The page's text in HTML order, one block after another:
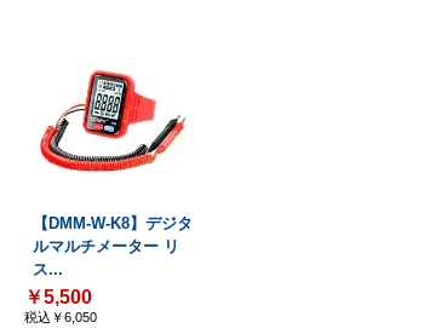
【DMM-W-K8】デジタ
ルマルチメーター リ
ス...
￥5,500
税込￥6,050